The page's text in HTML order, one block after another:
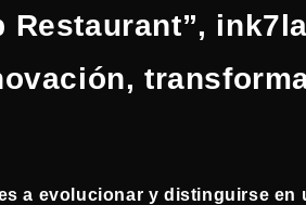
Restaurant”,
a evolucionar y distinguirse en